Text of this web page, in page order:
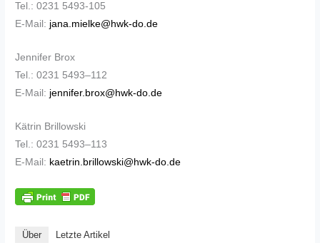
Tel.: 0231 5493-105
E-Mail: jana.mielke@hwk-do.de
Jennifer Brox
Tel.: 0231 5493–112
E-Mail: jennifer.brox@hwk-do.de
Kätrin Brillowski
Tel.: 0231 5493–113
E-Mail: kaetrin.brillowski@hwk-do.de
Über Letzte Artikel